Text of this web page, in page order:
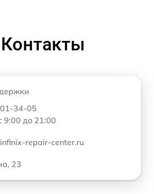
Контакты
34-05
9:00 до 21:00
repair-center.ru
23